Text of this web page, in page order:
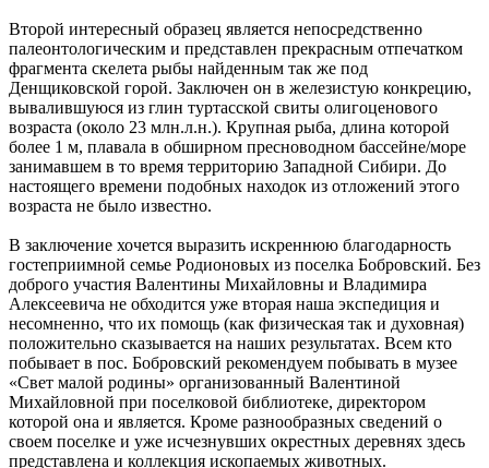
Второй интересный образец является непосредственно
палеонтологическим и представлен прекрасным отпечатком
фрагмента скелета рыбы найденным так же под
Денщиковской горой. Заключен он в железистую конкрецию,
вывалившуюся из глин туртасской свиты олигоценового
возраста (около 23 млн.л.н.). Крупная рыба, длина которой
более 1 м, плавала в обширном пресноводном бассейне/море
занимавшем в то время территорию Западной Сибири. До
настоящего времени подобных находок из отложений этого
возраста не было известно.
В заключение хочется выразить искреннюю благодарность
гостеприимной семье Родионовых из поселка Бобровский. Без
доброго участия Валентины Михайловны и Владимира
Алексеевича не обходится уже вторая наша экспедиция и
несомненно, что их помощь (как физическая так и духовная)
положительно сказывается на наших результатах. Всем кто
побывает в пос. Бобровский рекомендуем побывать в музее
«Свет малой родины» организованный Валентиной
Михайловной при поселковой библиотеке, директором
которой она и является. Кроме разнообразных сведений о
своем поселке и уже исчезнувших окрестных деревнях здесь
представлена и коллекция ископаемых животных.